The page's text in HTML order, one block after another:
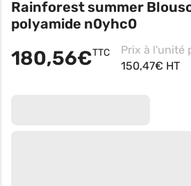
Rainforest summer
polyamide n0yhc0
180,56€TTC
150,47€ HT